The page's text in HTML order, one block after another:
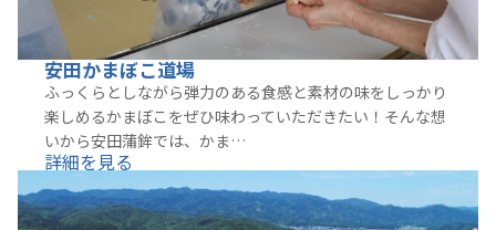
安田かまぼこ道場
ふっくらとしながら弾力のある食感と素材の味をしっかり
楽しめるかまぼこをぜひ味わっていただきたい！そんな想
いから安田蒲鉾では、かま…
詳細を見る